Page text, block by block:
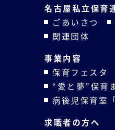
名古屋私立保育
ごあいさつ
関連団体
事業内容
保育フェスタ
“愛と夢”保育
病後児保育室
求職者の方へ